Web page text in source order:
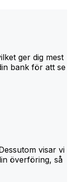
ger dig mest
bank för att se
visar vi
överföring, så